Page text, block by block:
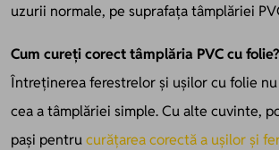
uzurii normale, pe suprafața tâmplăriei
Cum cureți corect tâmplăria PVC cu folie?
Întreținerea ferestrelor și ușilor cu folie
cea a tâmplăriei simple. Cu alte cuvinte,
pași pentrucurățarea corectă a ușilor și